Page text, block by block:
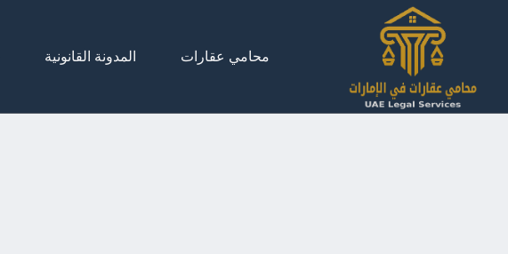
محامي عقارات
المدونة القانونية